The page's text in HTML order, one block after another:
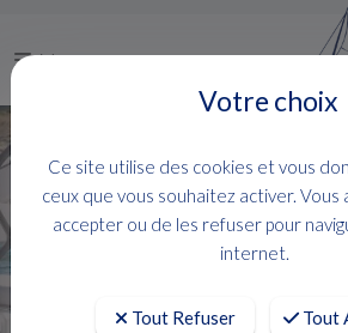
Menu
FILTRER
Votre choix
Ce site utilise des cookies et vous
ceux que vous souhaitez activer. Vous
accepter ou de les refuser pour
internet.
Tout Refuser Tout